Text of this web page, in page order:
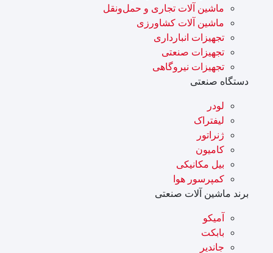
ماشین آلات تجاری و حمل‌ونقل
ماشین آلات کشاورزی
تجهیزات انبارداری
تجهیزات صنعتی
تجهیزات نیروگاهی
دستگاه صنعتی
لودر
لیفتراک
ژنراتور
کامیون
بیل مکانیکی
کمپرسور هوا
برند ماشین آلات صنعتی
آميکو
بابکت
جاندیر